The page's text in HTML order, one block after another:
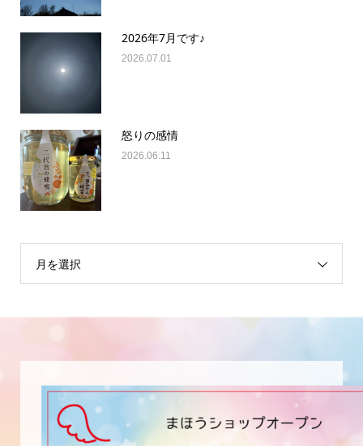
2026年7月です♪
2026.07.01
怒りの感情
2026.06.11
月を選択